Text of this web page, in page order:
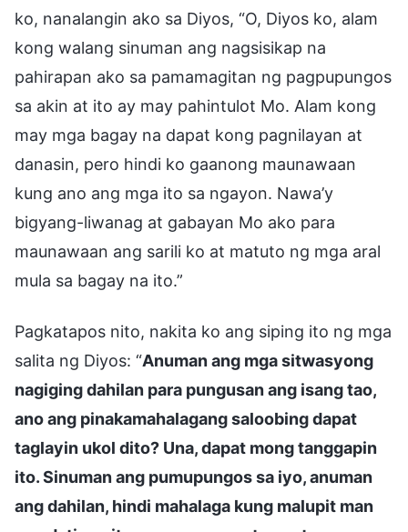
ko, nanalangin ako sa Diyos, “O, Diyos ko, alam
kong walang sinuman ang nagsisikap na
pahirapan ako sa pamamagitan ng pagpupungos
sa akin at ito ay may pahintulot Mo. Alam kong
may mga bagay na dapat kong pagnilayan at
danasin, pero hindi ko gaanong maunawaan
kung ano ang mga ito sa ngayon. Nawa’y
bigyang-liwanag at gabayan Mo ako para
maunawaan ang sarili ko at matuto ng mga aral
mula sa bagay na ito.”
Pagkatapos nito, nakita ko ang siping ito ng mga
salita ng Diyos: “Anuman ang mga sitwasyong
nagiging dahilan para pungusan ang isang tao,
ano ang pinakamahalagang saloobing dapat
taglayin ukol dito? Una, dapat mong tanggapin
ito. Sinuman ang pumupungos sa iyo, anuman
ang dahilan, hindi mahalaga kung malupit man